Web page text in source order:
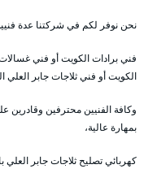
نحن نوفر لكم في شركتنا عدة
فني برادات الكويت أو فني
الكويت أو فني ثلاجات جابر العلي
وكافة الفنيين محترفين وقادرين
بمهارة عالية،
كهربائي تصليح ثلاجات جابر